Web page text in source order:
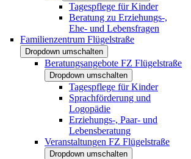
Tagespflege für Kinder
Beratung zu Erziehungs-,
Ehe- und Lebensfragen
Familienzentrum Flügelstraße
Dropdown umschalten
Beratungsangebote FZ Flügelstraße
Dropdown umschalten
Tagespflege für Kinder
Sprachförderung und
Logopädie
Erziehungs-, Paar- und
Lebensberatung
Veranstaltungen FZ Flügelstraße
Dropdown umschalten